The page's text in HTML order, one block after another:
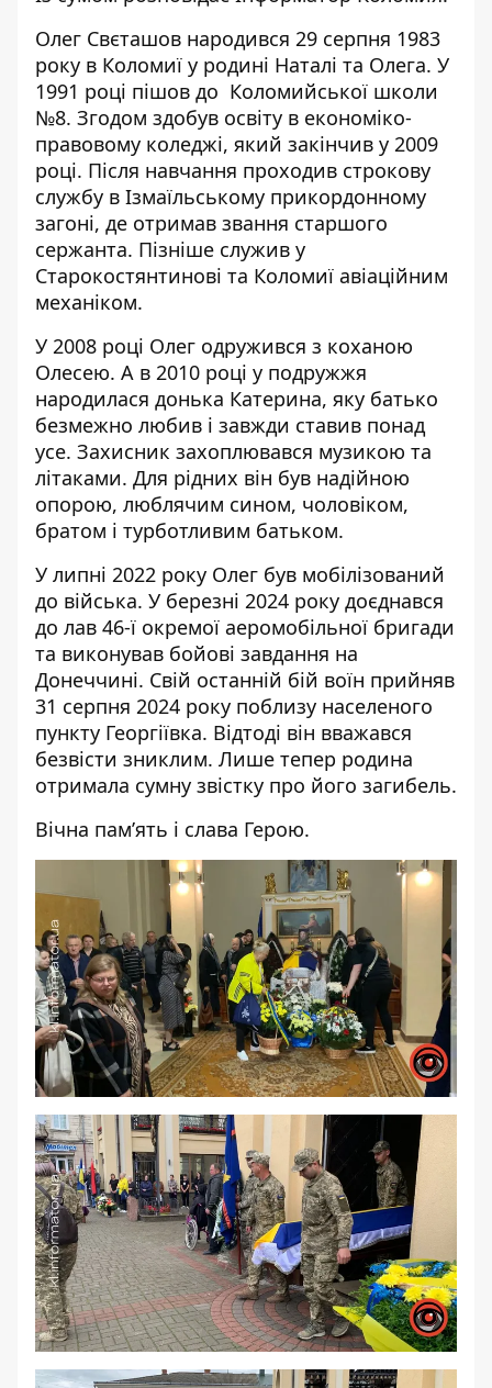
Олег Свєташов народився 29 серпня 1983
року в Коломиї у родині Наталі та Олега. У
1991 році пішов до Коломийської школи
№8. Згодом здобув освіту в економіко-
правовому коледжі, який закінчив у 2009
році. Після навчання проходив строкову
службу в Ізмаїльському прикордонному
загоні, де отримав звання старшого
сержанта. Пізніше служив у
Старокостянтинові та Коломиї авіаційним
механіком.
У 2008 році Олег одружився з коханою
Олесею. А в 2010 році у подружжя
народилася донька Катерина, яку батько
безмежно любив і завжди ставив понад
усе. Захисник захоплювався музикою та
літаками. Для рідних він був надійною
опорою, люблячим сином, чоловіком,
братом і турботливим батьком.
У липні 2022 року Олег був мобілізований
до війська. У березні 2024 року доєднався
до лав 46-ї окремої аеромобільної бригади
та виконував бойові завдання на
Донеччині. Свій останній бій воїн прийняв
31 серпня 2024 року поблизу населеного
пункту Георгіївка. Відтоді він вважався
безвісти зниклим. Лише тепер родина
отримала сумну звістку про його загибель.
Вічна пам’ять і слава Герою.